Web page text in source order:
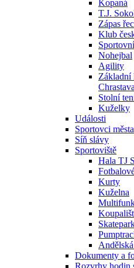
Kopaná
T.J.
Zápas
Klub
Nohejbal
Agility
Základní
Chrastava
Stolní
Kuželky
Události
Sportovci města
Síň slávy
Sportoviště
Hala TJ
Kurty
Kuželna
Dokumenty a
Rozvrhy hodin